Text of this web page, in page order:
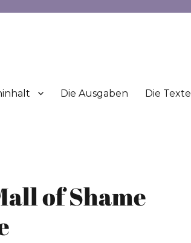
Die Ausgaben Die Texte
of Shame